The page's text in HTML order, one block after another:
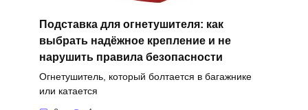
Подставка для огнетушителя: как
выбрать надёжное крепление и не
нарушить правила безопасности
Огнетушитель, который болтается в багажнике
или катается